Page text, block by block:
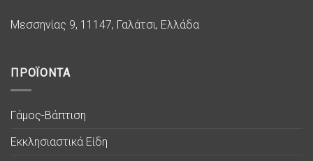
Μεσσηνίας 9, 11147, Γαλάτσι, Ελλάδα
ΠΡΟΪΟΝΤΑ
Γάμος-Βάπτιση
Εκκλησιαστικά Είδη